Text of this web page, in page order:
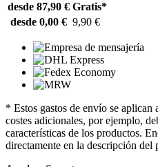
desde 87,90 € Gratis*
desde 0,00 € 9,90 €
* Estos gastos de envío se aplican
costes adicionales, por ejemplo,
características de los productos.
directamente en la descripción del